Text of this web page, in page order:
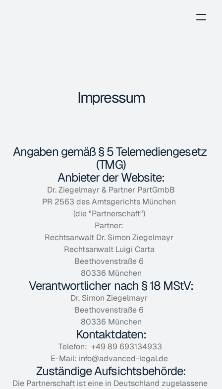
Impressum
Angaben gemäß § 5 Telemediengesetz
(TMG)
Anbieter der Website:
Dr. Ziegelmayr & Partner PartGmbB
PR 2563 des Amtsgerichts München
(die "Partnerschaft")
Partner:
Rechtsanwalt Dr. Simon Ziegelmayr
Rechtsanwalt Luigi Carta
Beethovenstraße 6
80336 München
Verantwortlicher nach § 18 MStV:
Dr. Simon Ziegelmayr
Beethovenstraße 6
80336 München
Kontaktdaten:
Telefon:  +49 89 693134933
E-Mail: info@advanced-legal.de
Zuständige Aufsichtsbehörde:
Die Partnerschaft ist eine in Deutschland zugelassene